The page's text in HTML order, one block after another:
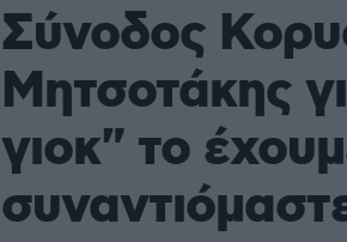
Σύνοδος
Μητσοτάκης
γιοκ" το